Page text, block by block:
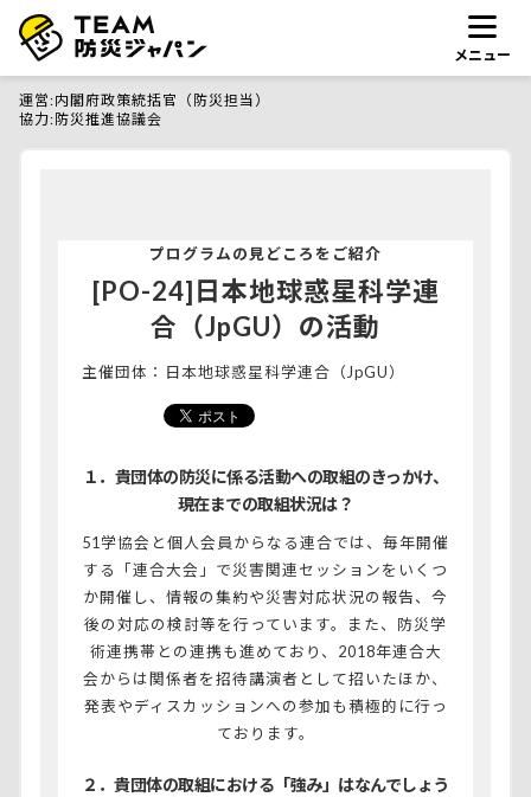
メニュー
運営 内閣府政策統括官（防災担当）
協力 防災推進協議会
プログラムの見どころをご紹介
[PO-24]日本地球惑星科学連
合（JpGU）の活動
主催団体： 日本地球惑星科学連合（JpGU）
１．貴団体の防災に係る活動への取組のきっかけ、
現在までの取組状況は？
51学協会と個人会員からなる連合では、毎年開催
する「連合大会」で災害関連セッションをいくつ
か開催し、情報の集約や災害対応状況の報告、今
後の対応の検討等を行っています。また、防災学
術連携帯との連携も進めており、2018年連合大
会からは関係者を招待講演者として招いたほか、
発表やディスカッションへの参加も積極的に行っ
ております。
２．貴団体の取組における「強み」はなんでしょう